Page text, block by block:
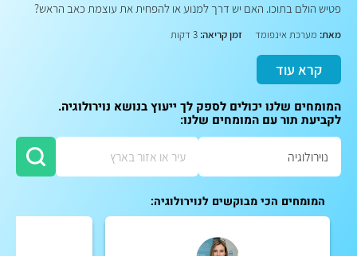
פטיש הולם בתוכו. האם יש דרך למנוע או להפחית את עוצמת כאב הראש?
מאת: מערכת אינפומד זמן קריאה:
קרא עוד
המומחים שלנו יכולים לספק לך ייעוץ בנושא נוירולוגיה.
לקביעת תור עם המומחים שלנו:
המומחים הכי מבוקשים לנוירולוגיה: